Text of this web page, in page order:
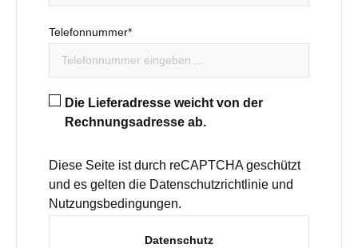
Telefonnummer*
Die Lieferadresse weicht von der
Rechnungsadresse ab.
Diese Seite ist durch reCAPTCHA geschützt
und es gelten die Datenschutzrichtlinie und
Nutzungsbedingungen.
Datenschutz